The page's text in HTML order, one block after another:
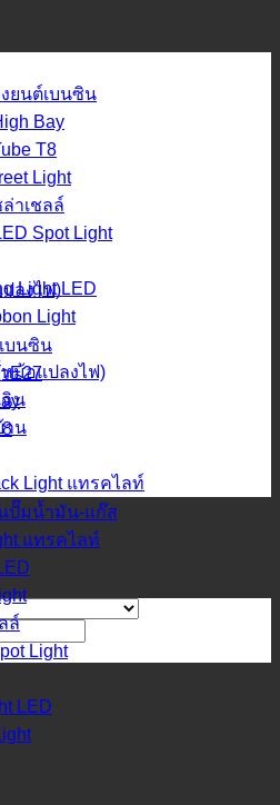
ยนต์เบนซิน
Bay
T8
Light
าเชลล์
Spot Light
Light LED
Light
หม้อแปลงไฟ)
ฉิน
าน
Light แทรคไลท์
ลงไฟ)
บนซิน
E27
ปั๊มน้ำมัน-แก๊ส
แทรคไลท์
ล์
Light
LED